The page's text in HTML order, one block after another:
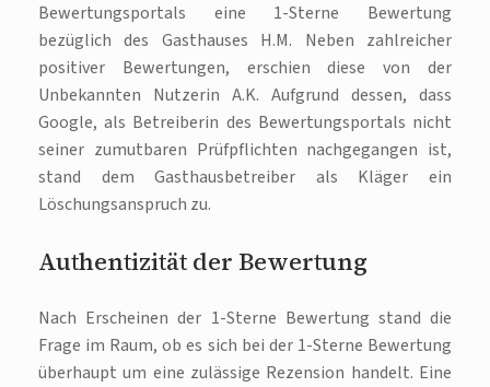
Bewertungsportals eine 1-Sterne Bewertung
bezüglich des Gasthauses H.M. Neben zahlreicher
positiver Bewertungen, erschien diese von der
Unbekannten Nutzerin A.K. Aufgrund dessen, dass
Google, als Betreiberin des Bewertungsportals nicht
seiner zumutbaren Prüfpflichten nachgegangen ist,
stand dem Gasthausbetreiber als Kläger ein
Löschungsanspruch zu.
Authentizität der Bewertung
Nach Erscheinen der 1-Sterne Bewertung stand die
Frage im Raum, ob es sich bei der 1-Sterne Bewertung
überhaupt um eine zulässige Rezension handelt. Eine